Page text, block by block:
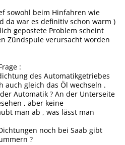
sowohl beim Hinfahren wie
da war es definitiv schon warm )
gepostete Problem scheint
Zündspule verursacht worden
:
des Automatikgetriebes
auch gleich das Öl wechseln .
Automatik ? An der Unterseite
, aber keine
man ab , was lässt man
noch bei Saab gibt
?